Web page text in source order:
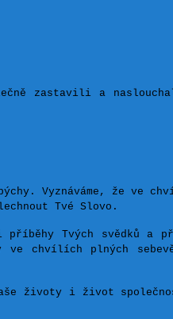
zastavili a
Vyznáváme, že ve
Tvé Slovo.
Tvých svědků a
ve chvílích plných
životy i život